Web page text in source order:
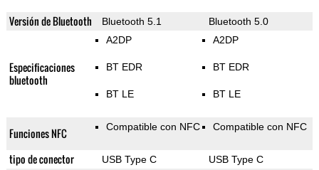
Versión de Bluetooth Bluetooth 5.1 Bluetooth 5.0
Especificaciones
bluetooth
A2DP
BT EDR
BT LE
A2DP
BT EDR
BT LE
Funciones NFC Compatible con NFC Compatible con NFC
tipo de conector USB Type C USB Type C